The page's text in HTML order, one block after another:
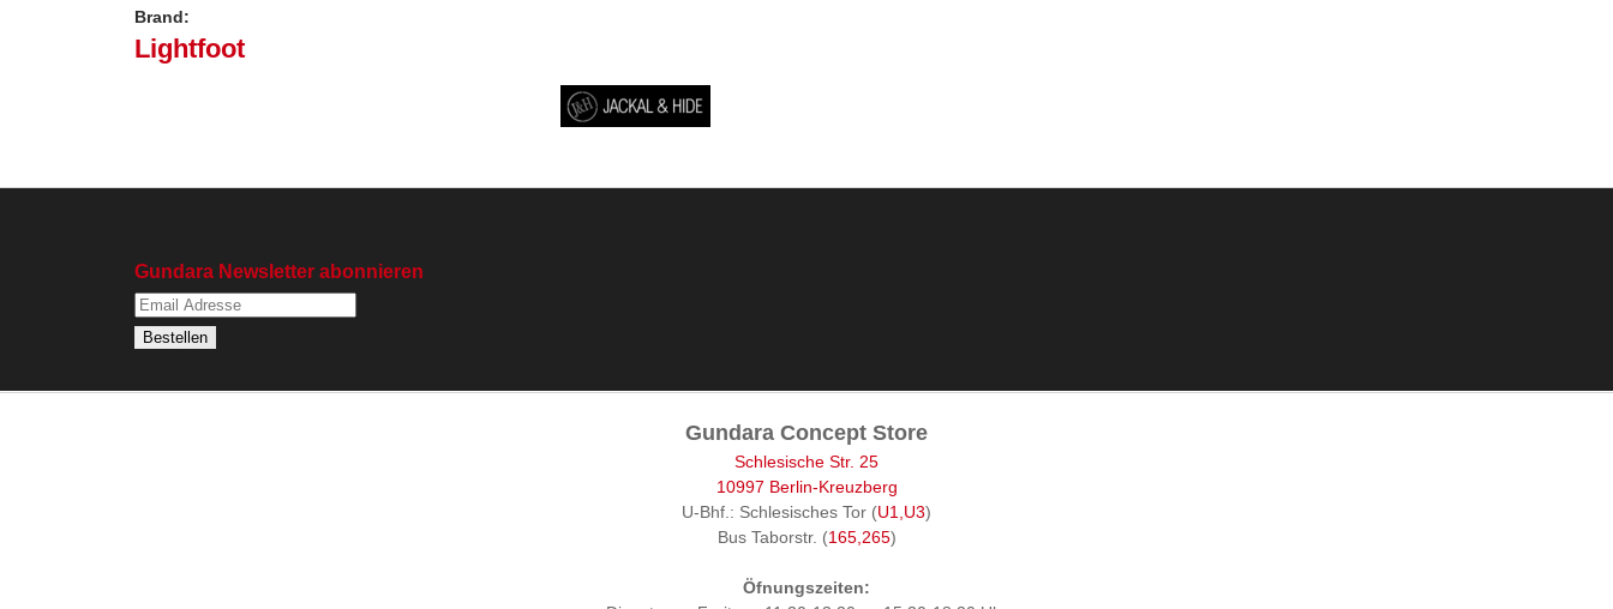
Brand:
Lightfoot
Gundara Newsletter abonnieren
Gundara Concept Store
Schlesische Str. 25
10997 Berlin-Kreuzberg
U-Bhf.: Schlesisches Tor (U1,U3)
Bus Taborstr. (165,265)
Öfnungszeiten: